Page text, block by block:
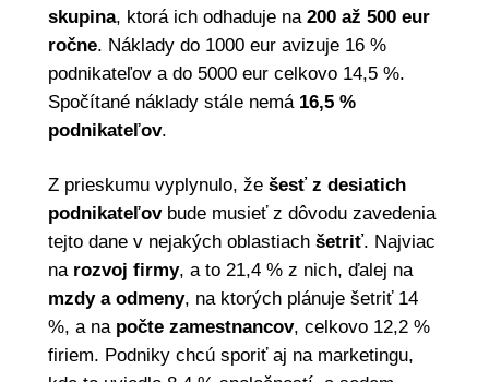
skupina, ktorá ich odhaduje na 200 až 500 eur
ročne. Náklady do 1000 eur avizuje 16 %
podnikateľov a do 5000 eur celkovo 14,5 %.
Spočítané náklady stále nemá 16,5 %
podnikateľov.
Z prieskumu vyplynulo, že šesť z desiatich
podnikateľovbude musieť z dôvodu zavedenia
tejto dane v nejakých oblastiach šetriť. Najviac
na rozvoj firmy, a to 21,4 % z nich, ďalej na
mzdy a odmeny, na ktorých plánuje šetriť 14
%, a na počte zamestnancov, celkovo 12,2 %
firiem. Podniky chcú sporiť aj na marketingu,